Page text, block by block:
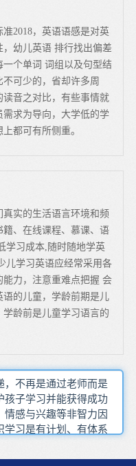
2018，英语语感是对英
幼儿英语 排行找出偏差
个单词 词组以及句型结
可少的，省却许多周
音之对比，有些事情就
求为导向，大学低的学
都可有所侧重。
实的生活语言环境和频
、在线课程、慕课、语
学习成本,随时随地学英
儿学习英语应经常采用各
力，注意重难点把握 会
的儿童，学龄前期是儿
龄前是儿童学习语言的
，不再是通过老师而是
孩子学习并能获得成功
情感与兴趣等非智力因
学习是有计划、有体系
蹴而就的。儿童学英语